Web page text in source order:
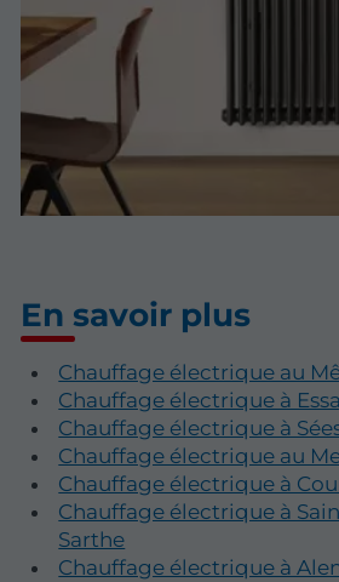
En savoir plus
Chauffage électrique au
Chauffage électrique à
Chauffage électrique à
Chauffage électrique au
Chauffage électrique à
Chauffage électrique à
Sarthe
Chauffage électrique à